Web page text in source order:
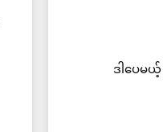
ဒါပေမ